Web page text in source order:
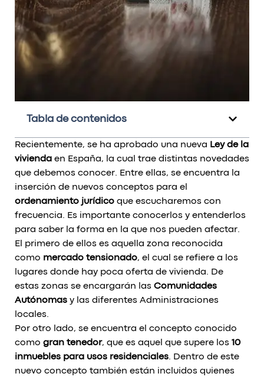
Tabla de contenidos
Recientemente, se ha aprobado una nueva Ley de la
vivienda en España, la cual trae distintas novedades
que debemos conocer. Entre ellas, se encuentra la
inserción de nuevos conceptos para el
ordenamiento jurídico que escucharemos con
frecuencia. Es importante conocerlos y entenderlos
para saber la forma en la que nos pueden afectar.
El primero de ellos es aquella zona reconocida
como mercado tensionado, el cual se refiere a los
lugares donde hay poca oferta de vivienda. De
estas zonas se encargarán las Comunidades
Autónomas y las diferentes Administraciones
locales.
Por otro lado, se encuentra el concepto conocido
como gran tenedor, que es aquel que supere los 10
inmuebles para usos residenciales. Dentro de este
nuevo concepto también están incluidos quienes